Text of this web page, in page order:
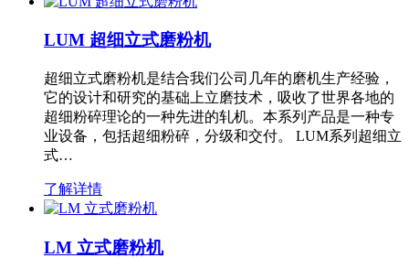
LUM 超细立式磨粉机
超细立式磨粉机是结合我们公司几年的磨机生产经验，
它的设计和研究的基础上立磨技术，吸收了世界各地的
超细粉碎理论的一种先进的轧机。本系列产品是一种专
业设备，包括超细粉碎，分级和交付。 LUM系列超细立
式…
了解详情
LM 立式磨粉机